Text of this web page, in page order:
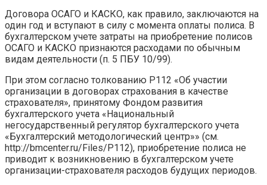
Договора ОСАГО и КАСКО, как правило, заключаются на
один год и вступают в силу с момента оплаты полиса. В
бухгалтерском учете затраты на приобретение полисов
ОСАГО и КАСКО признаются расходами по обычным
видам деятельности (п. 5 ПБУ 10/99).
При этом согласно толкованию Р112 «Об участии
организации в договорах страхования в качестве
страхователя», принятому Фондом развития
бухгалтерского учета «Национальный
негосударственный регулятор бухгалтерского учета
«Бухгалтерский методологический центр»» (см.
http://bmcenter.ru/Files/P112), приобретение полиса не
приводит к возникновению в бухгалтерском учете
организации-страхователя расходов будущих периодов.